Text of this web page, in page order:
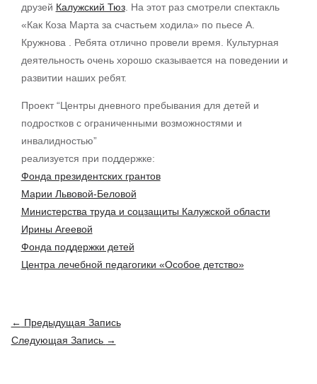
друзей Калужский Тюз. На этот раз смотрели спектакль
«Как Коза Марта за счастьем ходила» по пьесе А.
Кружнова . Ребята отлично провели время. Культурная
деятельность очень хорошо сказывается на поведении и
развитии наших ребят.
Проект “Центры дневного пребывания для детей и
подростков с ограниченными возможностями и
инвалидностью”
реализуется при поддержке:
Фонда президентских грантов
Марии Львовой-Беловой
Министерства труда и соцзащиты Калужской области
Ирины Агеевой
Фонда поддержки детей
Центра лечебной педагогики «Особое детство»
Навигация
по
← Предыдущая Запись
Следующая Запись →